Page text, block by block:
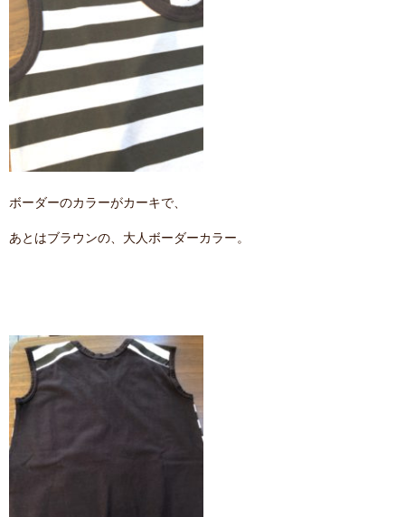
ボーダーのカラーがカーキで、
あとはブラウンの、大人ボーダーカラー。